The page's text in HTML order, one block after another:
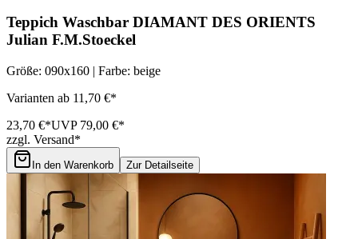
Teppich Waschbar DIAMANT DES ORIENTS
Julian F.M.Stoeckel
Größe: 090x160 | Farbe: beige
Varianten ab 11,70 €*
23,70 €*UVP 79,00 €*
zzgl. Versand*
In den Warenkorb Zur Detailseite